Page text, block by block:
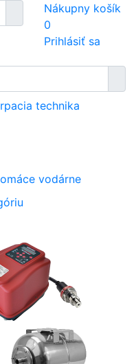
Nákupny košík
0
Prihlásiť sa
technika
vodárne